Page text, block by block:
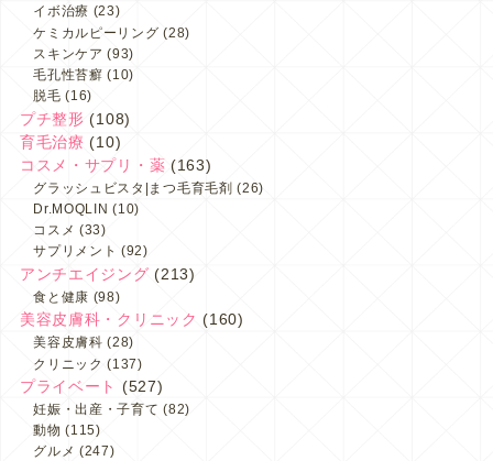
イボ治療 (23)
ケミカルピーリング (28)
スキンケア (93)
毛孔性苔癬 (10)
脱毛 (16)
プチ整形 (108)
育毛治療 (10)
コスメ・サプリ・薬 (163)
グラッシュビスタ|まつ毛育毛剤 (26)
Dr.MOQLIN (10)
コスメ (33)
サプリメント (92)
アンチエイジング (213)
食と健康 (98)
美容皮膚科・クリニック (160)
美容皮膚科 (28)
クリニック (137)
プライベート (527)
妊娠・出産・子育て (82)
動物 (115)
グルメ (247)